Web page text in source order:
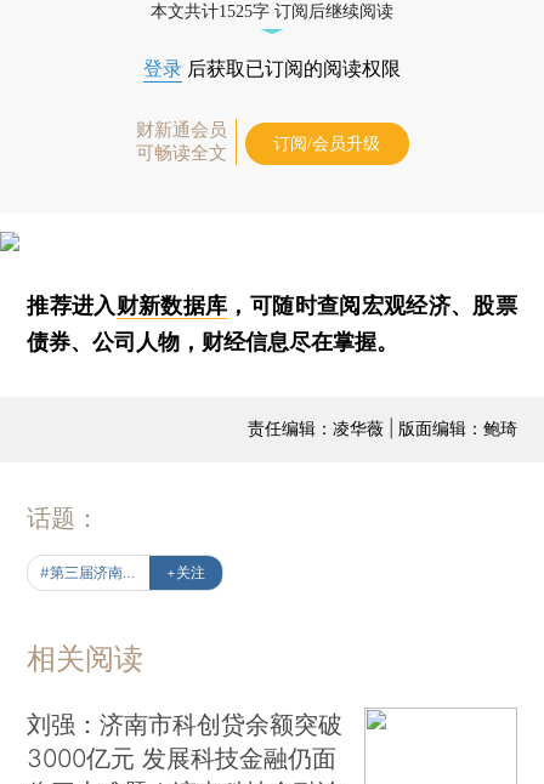
本文共计1525字 订阅后继续阅读
登录 后获取已订阅的阅读权限
财新通会员
可畅读全文
订阅/会员升级
推荐进入财新数据库 ，可随时查阅宏观经济、股票
债券、公司人物，财经信息尽在掌握。
责任编辑：凌华薇 | 版面编辑：鲍琦
话题：
+关注
相关阅读
刘强：济南市科创贷余额突破
3000亿元 发展科技金融仍面